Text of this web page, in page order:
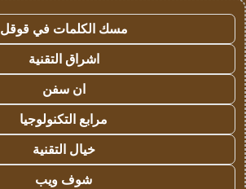
مسك الكلمات في قوقل
اشراق التقنية
ان سفن
مرابع التكنولوجيا
خيال التقنية
شوف ويب